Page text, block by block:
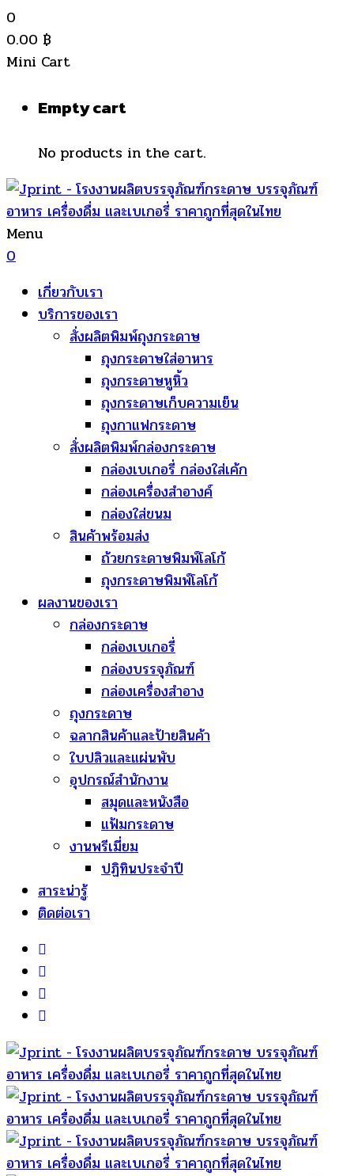
0
0.00 ฿
Mini Cart
Empty cart
No products in the cart.
Menu
0
เกี่ยวกับเรา
บริการของเรา
สั่งผลิตพิมพ์ถุงกระดาษ
ถุงกระดาษใส่อาหาร
ถุงกระดาษหูหิ้ว
ถุงกระดาษเก็บความเย็น
ถุงกาแฟกระดาษ
สั่งผลิตพิมพ์กล่องกระดาษ
กล่องเบเกอรี่ กล่องใส่เค้ก
กล่องเครื่องสำอางค์
กล่องใส่ขนม
สินค้าพร้อมส่ง
ถ้วยกระดาษพิมพ์โลโก้
ถุงกระดาษพิมพ์โลโก้
ผลงานของเรา
กล่องกระดาษ
กล่องเบเกอรี่
กล่องบรรจุภัณฑ์
กล่องเครื่องสำอาง
ถุงกระดาษ
ฉลากสินค้าและป้ายสินค้า
ใบปลิวและแผ่นพับ
อุปกรณ์สำนักงาน
สมุดและหนังสือ
แฟ้มกระดาษ
งานพรีเมี่ยม
ปฏิทินประจำปี
สาระน่ารู้
ติดต่อเรา